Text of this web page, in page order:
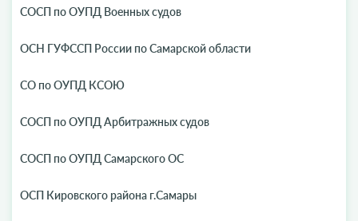
СОСП по ОУПД Военных судов
ОСН ГУФССП России по Самарской области
СО по ОУПД КСОЮ
СОСП по ОУПД Арбитражных судов
СОСП по ОУПД Самарского ОС
ОСП Кировского района г.Самары